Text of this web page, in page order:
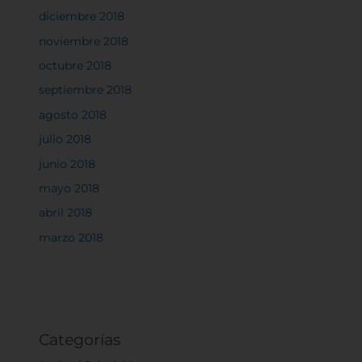
diciembre 2018
noviembre 2018
octubre 2018
septiembre 2018
agosto 2018
julio 2018
junio 2018
mayo 2018
abril 2018
marzo 2018
Categorías
experiencia en el sitio y los servicios que podemos
ofrecer.Más información
Sistema de personalización de cookies